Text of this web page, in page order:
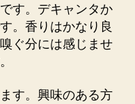
す。デキャンタか
。香りはかなり良
ぐ分には感じませ
す。興味のある方